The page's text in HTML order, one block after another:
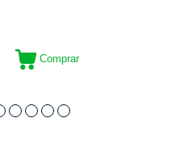
Comprar